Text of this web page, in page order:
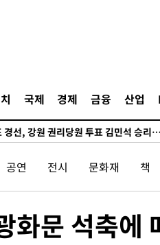
국제 경제 금융 산업
당원투표 합산 김민석 48.54%로 승
투표 합산 김민석 46.01%로 승리…정
경선, 경북 권리당원 투표 김민석
경선, 강원 권리당원 투표 김민석 승
제주삼다수 역전 우승…데뷔 10
안동 물길공원서 헤엄친 구렁이 '소
손흥민, 톨루카전 68분만 뛰고 슈팅 0개
공연 전시 문화재 책
화문 석축